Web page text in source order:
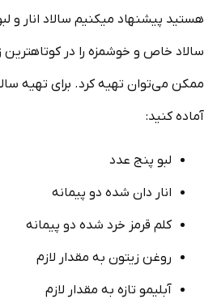
هستید پیشنهاد میکنیم سالاد انار و
سالاد خاص و خوشمزه را در کوتاهترین
ممکن می‌توان تهیه کرد. برای تهیه سالاد
آماده کنید:
لبو پنج عدد
انار دان شده دو پیمانه
کلم قرمز خرد شده دو پیمانه
روغن زیتون به مقدار لازم
آبلیمو تازه به مقدار لازم